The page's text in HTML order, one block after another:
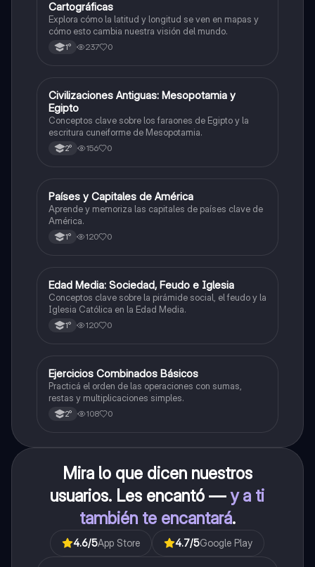
Cartográficas
Explora cómo la latitud y longitud se ven en mapas y
cómo esto cambia nuestra visión del mundo.
1° 237 0
CHistoria
Civilizaciones Antiguas: Mesopotamia y
Egipto
Conceptos clave sobre los faraones de Egipto y la
escritura cuneiforme de Mesopotamia.
2° 156 0
PGeografía
Países y Capitales de América
Aprende y memoriza las capitales de países clave de
América.
1° 120 0
EHistoria
Edad Media: Sociedad, Feudo e Iglesia
Conceptos clave sobre la pirámide social, el feudo y la
Iglesia Católica en la Edad Media.
1° 120 0
EMatemáticas
Ejercicios Combinados Básicos
Practicá el orden de las operaciones con sumas,
restas y multiplicaciones simples.
2° 108 0
Mira lo que dicen nuestros
usuarios. Les encantó —y a ti
también te encantará.
4.6/5App Store 4.7/5Google Play